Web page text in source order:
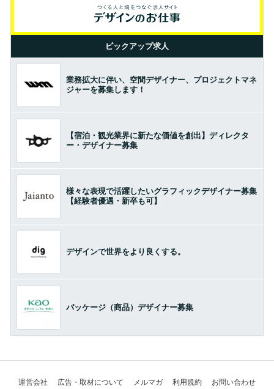
ピックアップ求人
業務拡大に伴い、空間デザイナー、プロジェクトマネ
ジャーを募集します！
【宿泊・観光業界に新たな価値を創出】ディレクタ
ー・デザイナー募集
様々な表現で活躍したいグラフィックデザイナー募集
【経験者優遇・新卒も可】
デザインで世界をより良くする。
パッケージ（商品）デザイナー募集
運営会社 広告・取材について メルマガ 利用規約 お問い合わせ